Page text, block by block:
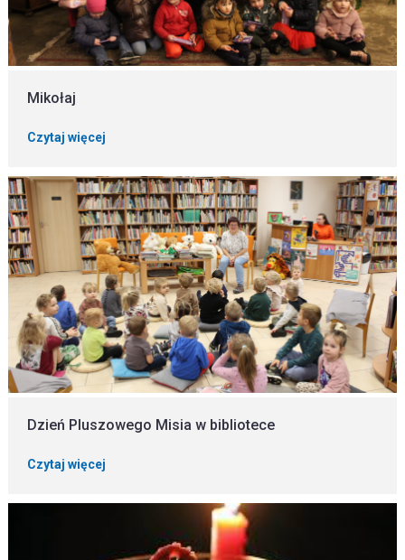
Mikołaj
Czytaj więcej
Dzień Pluszowego Misia w bibliotece
Czytaj więcej